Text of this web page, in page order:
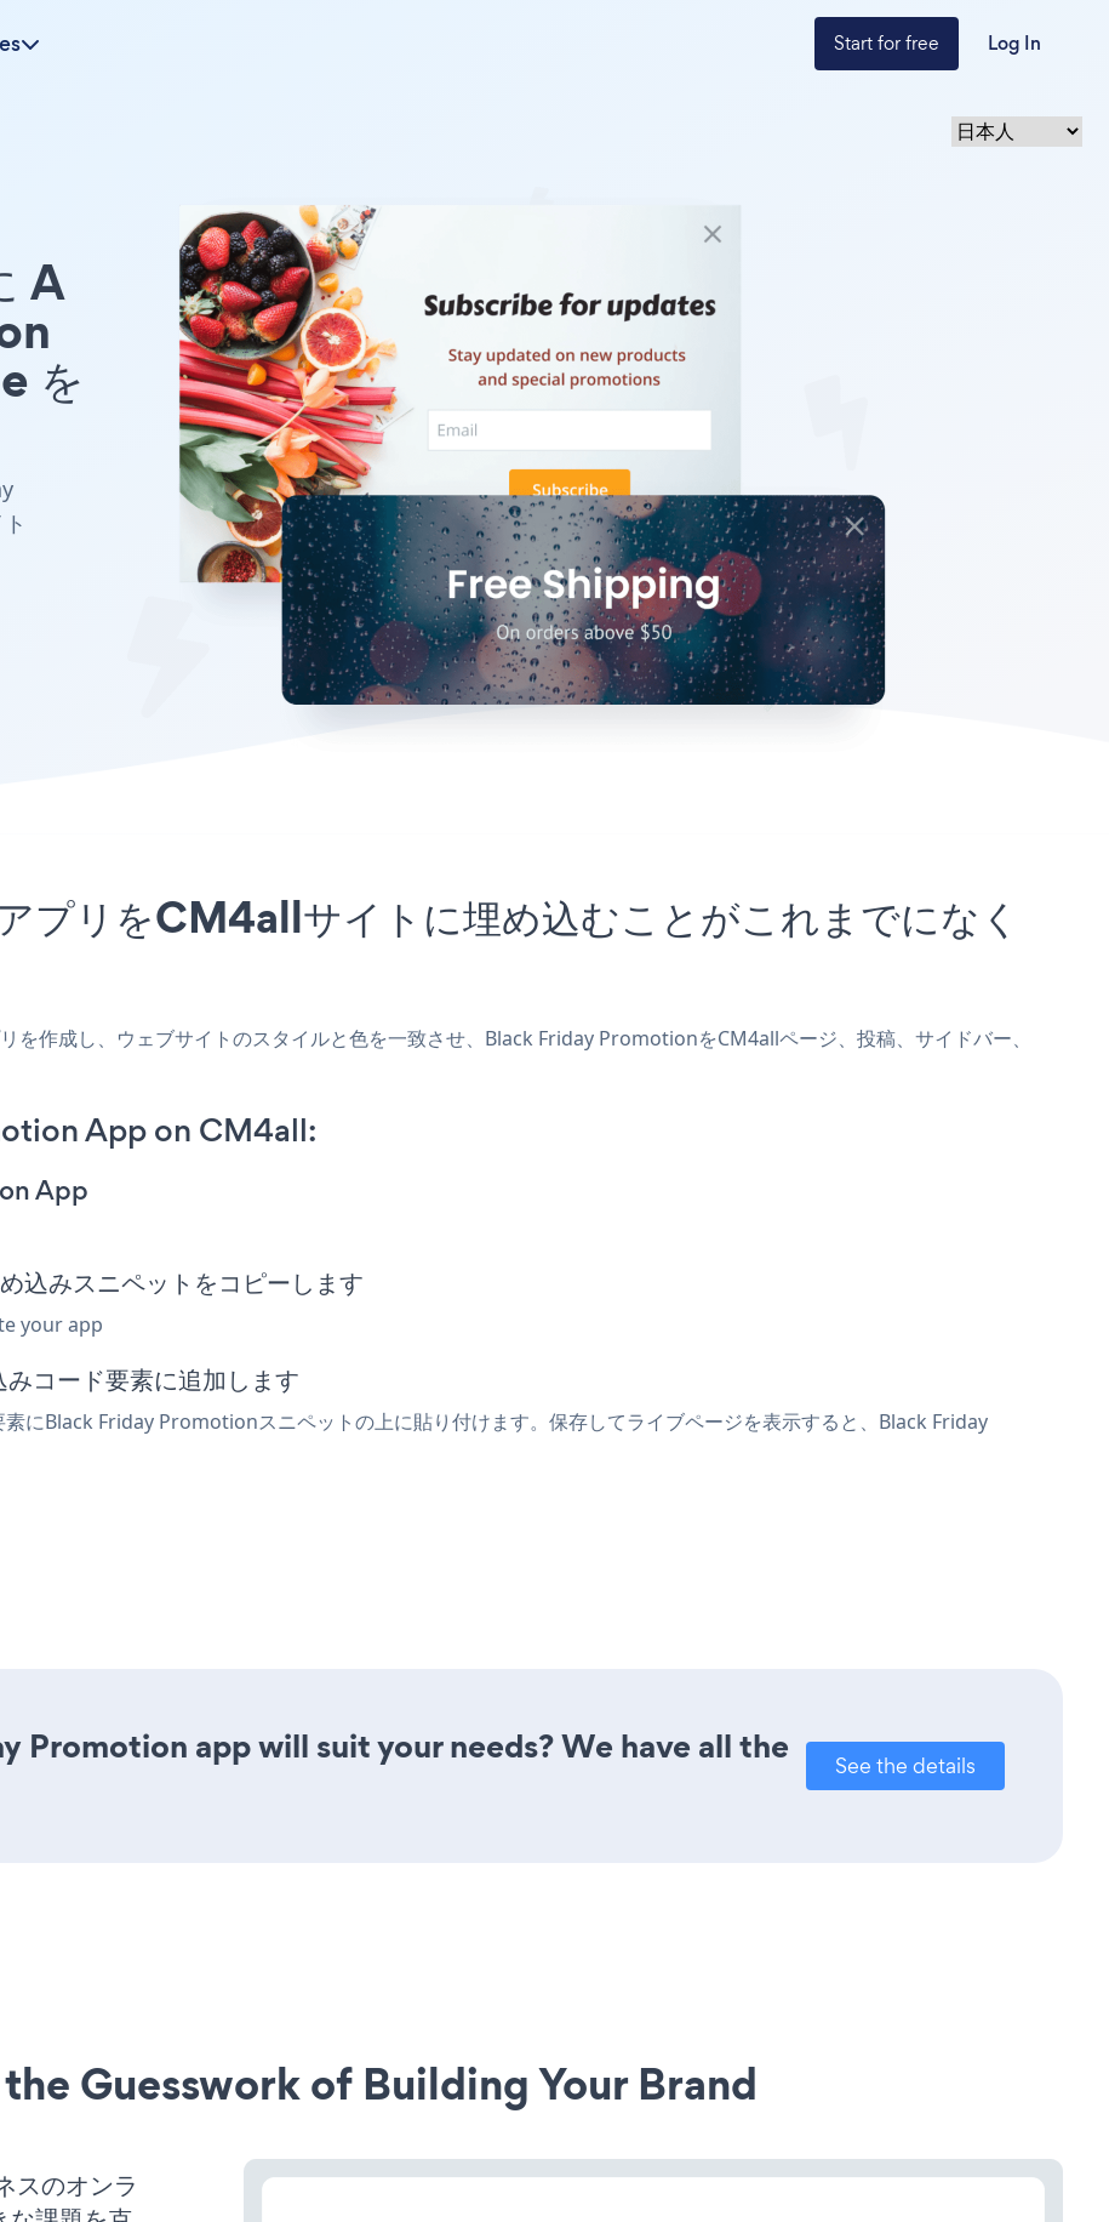
Start for free Log In
A
を
リをCM4allサイトに埋め込むことがこれまでになく
作成し、ウェブサイトのスタイルと色を一致させ、Black Friday PromotionをCM4allページ、投稿、サイドバー、
App on CM4all:
App
みスニペットをコピーします
your app
コード要素に追加します
にBlack Friday Promotionスニペットの上に貼り付けます。保存してライブページを表示すると、Black Friday
Promotion app will suit your needs? We have all the
See the details
Guesswork of Building Your Brand
のオンラ